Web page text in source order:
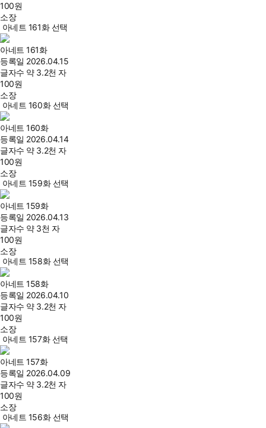
100원
소장
아네트 161화 선택
아네트 161화
등록일 2026.04.15
글자수 약 3.2천 자
100원
소장
아네트 160화 선택
아네트 160화
등록일 2026.04.14
글자수 약 3.2천 자
100원
소장
아네트 159화 선택
아네트 159화
등록일 2026.04.13
글자수 약 3천 자
100원
소장
아네트 158화 선택
아네트 158화
등록일 2026.04.10
글자수 약 3.2천 자
100원
소장
아네트 157화 선택
아네트 157화
등록일 2026.04.09
글자수 약 3.2천 자
100원
소장
아네트 156화 선택